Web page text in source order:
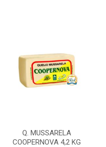
Q. MUSSARELA
COOPERNOVA 4,2 KG